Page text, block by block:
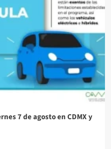
7 de agosto en CDMX y